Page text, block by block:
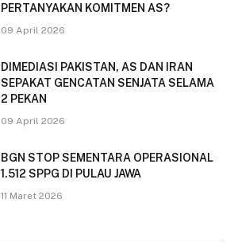
PERTANYAKAN KOMITMEN AS?
09 April 2026
DIMEDIASI PAKISTAN, AS DAN IRAN
SEPAKAT GENCATAN SENJATA SELAMA
2 PEKAN
09 April 2026
BGN STOP SEMENTARA OPERASIONAL
1.512 SPPG DI PULAU JAWA
11 Maret 2026